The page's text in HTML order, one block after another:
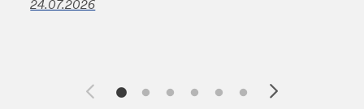
24.07.2026